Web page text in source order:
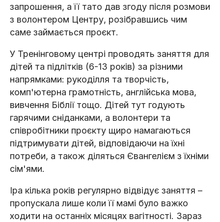
запрошення, а її тато дав згоду після розмови
з волонтером Центру, розібравшись чим
саме займається проєкт.
У Тренінговому центрі проводять заняття для
дітей та підлітків (6-13 років) за різними
напрямками: рукоділля та творчість,
комп'ютерна грамотність, англійська мова,
вивчення Біблії тощо. Дітей тут годують
гарячими сніданками, а волонтери та
співробітники проєкту щиро намагаються
підтримувати дітей, відповідаючи на їхні
потреби, а також діляться Євангелієм з їхніми
сім'ями.
Іра кілька років регулярно відвідує заняття –
пропускала лише коли її мамі було важко
ходити на останніх місяцях вагітності. Зараз